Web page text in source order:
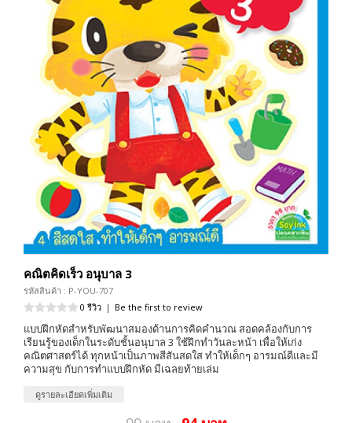
คณิตคิดเร็ว อนุบาล 3
รหัสสินค้า : P-YOU-707
0 รีวิว | Be the first to review
แบบฝึกหัดสำหรับพัฒนาสมองด้านการคิดคำนวณ สอดคล้องกับการ
เรียนรู้ของเด็กในระดับชั้นอนุบาล 3 ใช้ฝึกทำวันละหน้า เพื่อให้เก่ง
คณิตศาสตร์ได้ ทุกหน้าเป็นภาพสีสันสดใส ทำให้เด็กๆ อารมณ์ดีและมี
ความสุข กับการทำแบบฝึกหัด มีเฉลยท้ายเล่ม
ดูรายละเอียดเพิ่มเติม